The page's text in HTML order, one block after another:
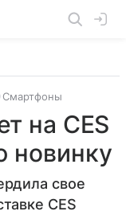
Смартфоны
на CES
новинку
свое
CES